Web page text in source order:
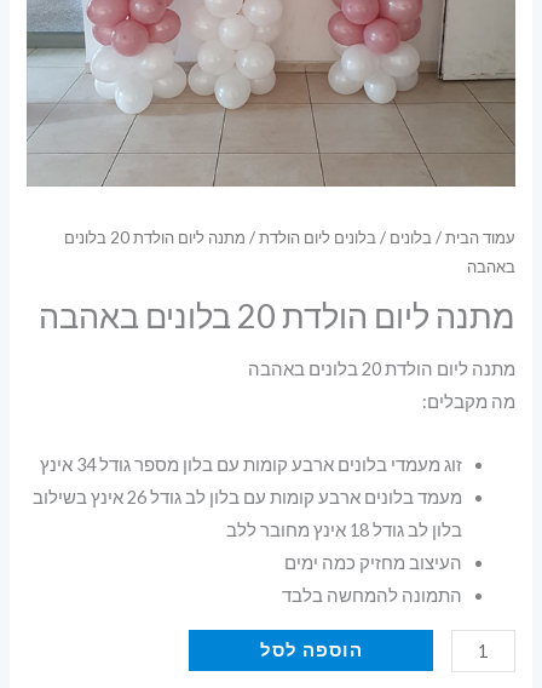
עמוד הבית/ בלונים / בלונים ליום הולדת
/ מתנה ליום הולדת 20 בלונים
באהבה
מתנה ליום הולדת 20 בלונים באהבה
מתנה ליום הולדת 20 בלונים באהבה
מה מקבלים:
זוג מעמדי בלונים ארבע קומות עם בלון מספר גודל 34 אינץ
מעמד בלונים ארבע קומות עם בלון לב גודל 26 אינץ בשילוב
בלון לב גודל 18 אינץ מחובר ללב
העיצוב מחזיק כמה ימים
התמונה להמחשה בלבד
כמות
של
הוספה לסל